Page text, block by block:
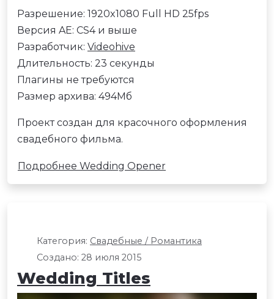
Разрешение: 1920x1080 Full HD 25fps
Версия AE: CS4 и выше
Разработчик: Videohive
Длительность: 23 секунды
Плагины не требуются
Размер архива: 494Мб
Проект создан для красочного оформления
свадебного фильма.
Подробнее Wedding Opener
Категория: Свадебные / Романтика
Создано: 28 июля 2015
Wedding Titles